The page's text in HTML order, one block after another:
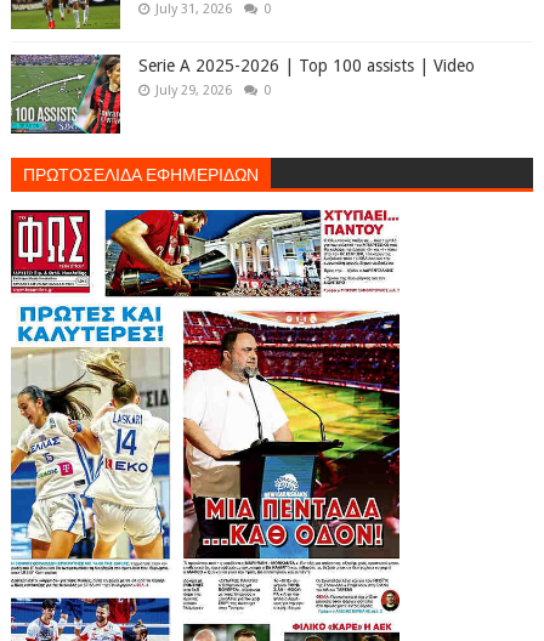
July 31, 2026 0
Serie A 2025-2026 | Top 100 assists | Video
July 29, 2026 0
ΠΡΩΤΟΣΕΛΙΔΑ ΕΦΗΜΕΡΙΔΩΝ